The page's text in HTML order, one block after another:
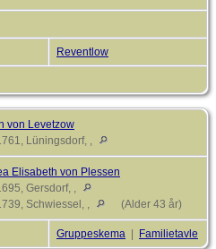
Reventlow
von Levetzow
Lüningsdorf, ,
Elisabeth von Plessen
Gersdorf, ,
Schwiessel, , (Alder 43 år)
Gruppeskema Familietavle